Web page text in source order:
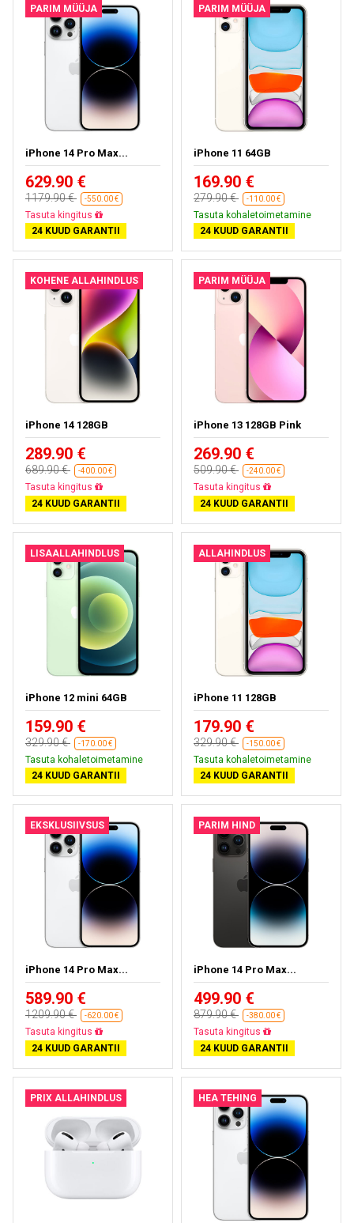
PARIM MÜÜJA
iPhone 14 Pro Max...
629.90 €
1179.90 € -550.00 €
Tasuta kohaletoimetamine
24 KUUD GARANTII
PARIM MÜÜJA
iPhone 11 64GB
169.90 €
279.90 € -110.00 €
Tasuta kohaletoimetamine
24 KUUD GARANTII
KOHENE ALLAHINDLUS
iPhone 14 128GB
289.90 €
689.90 € -400.00 €
Tasuta kohaletoimetamine
24 KUUD GARANTII
PARIM MÜÜJA
iPhone 13 128GB Pink
269.90 €
509.90 € -240.00 €
Tasuta kohaletoimetamine
24 KUUD GARANTII
LISAALLAHINDLUS
iPhone 12 mini 64GB
159.90 €
329.90 € -170.00 €
Tasuta kohaletoimetamine
24 KUUD GARANTII
ALLAHINDLUS
iPhone 11 128GB
179.90 €
329.90 € -150.00 €
Tasuta kohaletoimetamine
24 KUUD GARANTII
EKSKLUSIIVSUS
iPhone 14 Pro Max...
589.90 €
1209.90 € -620.00 €
Tasuta kohaletoimetamine
24 KUUD GARANTII
PARIM HIND
iPhone 14 Pro Max...
499.90 €
879.90 € -380.00 €
Tasuta kohaletoimetamine
24 KUUD GARANTII
PRIX ALLAHINDLUS HEA TEHING